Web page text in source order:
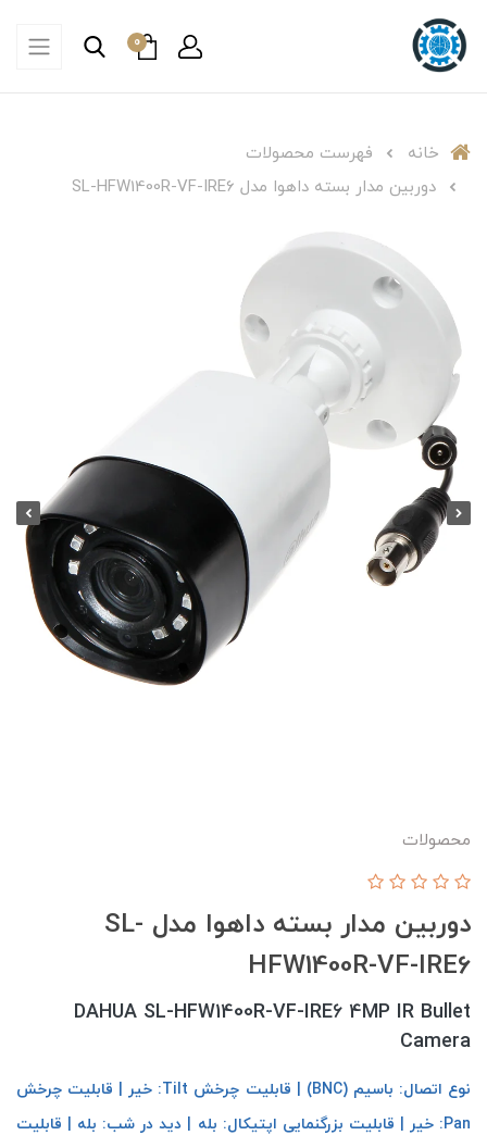
0
خانه
فهرست محصولات
دوربین مدار بسته داهوا مدل SL-HFW1400R-VF-IRE6
محصولات
دوربین مدار بسته داهوا مدل SL-
HFW1400R-VF-IRE6
DAHUA SL-HFW1400R-VF-IRE6 4MP IR Bullet
Camera
نوع اتصال: باسیم (BNC) | قابلیت چرخش Tilt: خیر | قابلیت چرخش
Pan: خیر | قابلیت بزرگنمایی اپتیکال: بله | دید در شب: بله | قابلیت